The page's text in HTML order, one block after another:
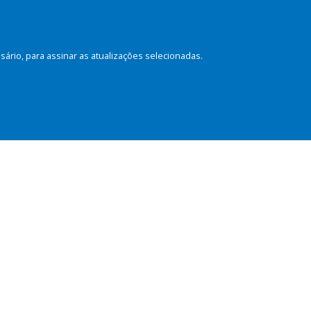
para assinar as atualizações selecionadas.